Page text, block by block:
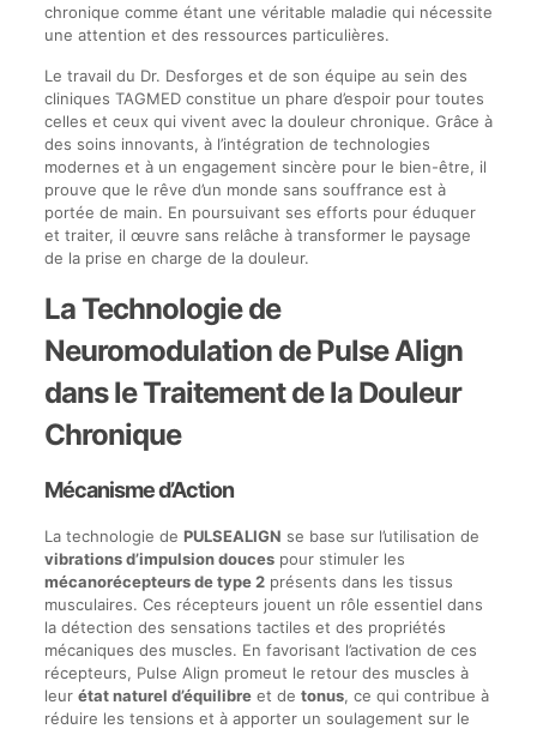
chronique comme étant une véritable maladie qui nécessite
une attention et des ressources particulières.
Le travail du Dr. Desforges et de son équipe au sein des
cliniques TAGMED constitue un phare d’espoir pour toutes
celles et ceux qui vivent avec la douleur chronique. Grâce à
des soins innovants, à l’intégration de technologies
modernes et à un engagement sincère pour le bien-être, il
prouve que le rêve d’un monde sans souffrance est à
portée de main. En poursuivant ses efforts pour éduquer
et traiter, il œuvre sans relâche à transformer le paysage
de la prise en charge de la douleur.
La Technologie de
Neuromodulation de Pulse Align
dans le Traitement de la Douleur
Chronique
Mécanisme d’Action
La technologie de PULSEALIGN se base sur l’utilisation de
vibrations d’impulsion doucespour stimuler les
mécanorécepteurs de type 2présents dans les tissus
musculaires. Ces récepteurs jouent un rôle essentiel dans
la détection des sensations tactiles et des propriétés
mécaniques des muscles. En favorisant l’activation de ces
récepteurs, Pulse Align promeut le retour des muscles à
leur état naturel d’équilibreet de tonus, ce qui contribue à
réduire les tensions et à apporter un soulagement sur le